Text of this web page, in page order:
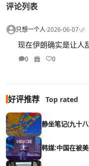
评论列表
只想一个人·2026-06-07·
现在伊朗确实是让人
0 0
好评推荐 Top rated
静坐笔记(九十
韩媒:中国在被